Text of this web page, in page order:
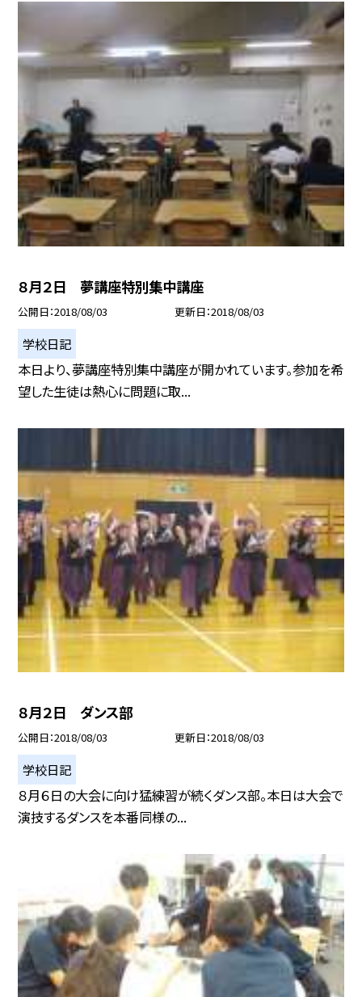
８月２日 夢講座特別集中講座
公開日 2018/08/03 更新日 2018/08/03
学校日記
本日より、夢講座特別集中講座が開かれています。参加を希
望した生徒は熱心に問題に取...
８月２日 ダンス部
公開日 2018/08/03 更新日 2018/08/03
学校日記
８月６日の大会に向け猛練習が続くダンス部。本日は大会で
演技するダンスを本番同様の...